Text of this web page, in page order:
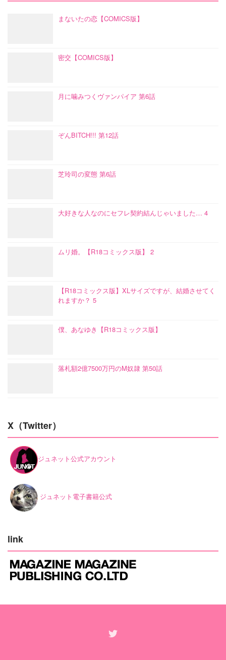
まないたの恋【COMICS版】
密交【COMICS版】
月に噛みつくヴァンパイア 第6話
ぞんBITCH!!! 第12話
芝玲司の変態 第6話
大好きな人なのにセフレ契約結んじゃいました… 4
ムリ婚。【R18コミックス版】 2
【R18コミックス版】XLサイズですが、結婚させてく
れますか？ 5
僕、あなゆき【R18コミックス版】
落札額2億7500万円のM奴隷 第50話
X（Twitter）
ジュネット公式アカウント
ジュネット電子書籍公式
link